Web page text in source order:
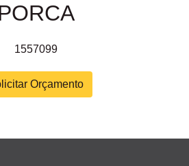
1557099
Orçamento